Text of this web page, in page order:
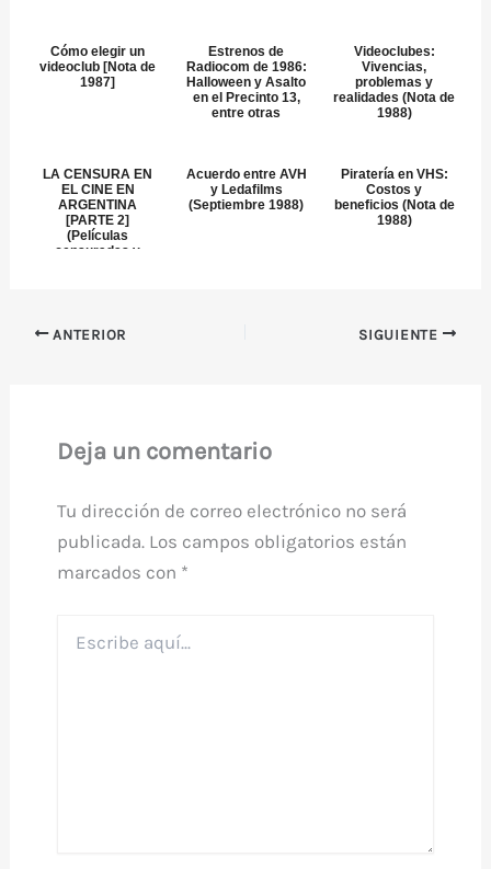
Cómo elegir un
videoclub [Nota de
1987]
Estrenos de
Radiocom de 1986:
Halloween y Asalto
en el Precinto 13,
entre otras
Videoclubes:
Vivencias,
problemas y
realidades (Nota de
1988)
LA CENSURA EN
EL CINE EN
ARGENTINA
[PARTE 2]
(Películas
censuradas y
Acuerdo entre AVH
y Ledafilms
(Septiembre 1988)
Piratería en VHS:
Costos y
beneficios (Nota de
1988)
ANTERIOR SIGUIENTE
Deja un comentario
Tu dirección de correo electrónico no será
publicada. Los campos obligatorios están
marcados con *
aquí...